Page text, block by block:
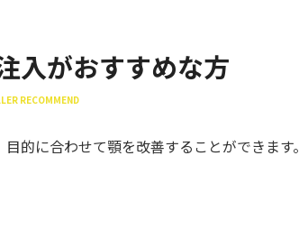
入がおすすめな方
RECOMMEND
的に合わせて顎を改善することができます。